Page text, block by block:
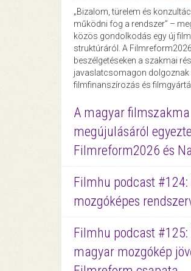
„Bizalom, türelem és
működni fog a rendszer” –
közös gondolkodás egy új
struktúráról. A
beszélgetéseken a szakmai
javaslatcsomagon dolgoznak
filmfinanszírozás és
A magyar filmszakma
megújulásáról
Filmreform2026 és
Filmhu podcast #124:
mozgóképes
Filmhu podcast #125:
magyar mozgókép